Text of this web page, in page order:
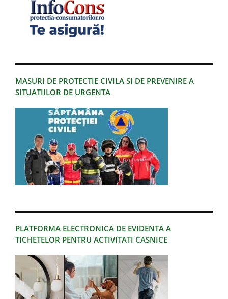
MASURI DE PROTECTIE CIVILA SI DE PREVENIRE A
SITUATIILOR DE URGENTA
PLATFORMA ELECTRONICA DE EVIDENTA A
TICHETELOR PENTRU ACTIVITATI CASNICE